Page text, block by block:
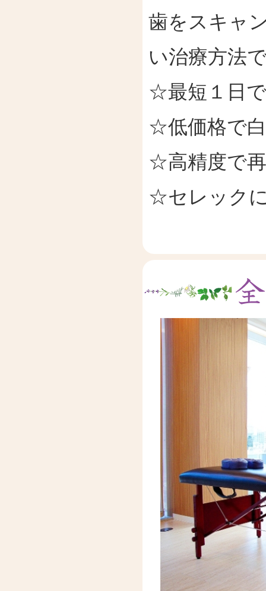
歯をスキャ
い治療方法
☆最短１日
☆低価格で
☆高精度で
☆セレック